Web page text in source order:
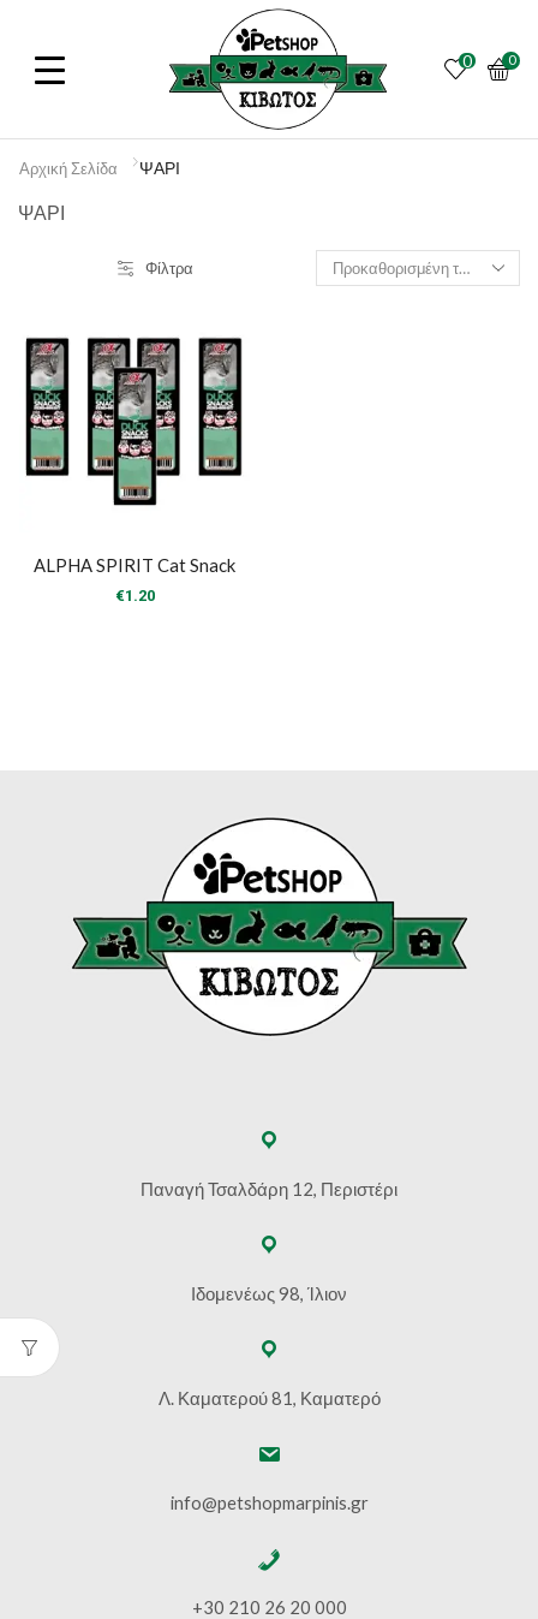
0 0
Αρχική Σελίδα ΨΑΡΙ
ΨΑΡΙ
Φίλτρα
ALPHA SPIRIT Cat Snack
€1.20
Παναγή Τσαλδάρη 12, Περιστέρι
Ιδομενέως 98, Ίλιον
Λ. Καματερού 81, Καματερό
info@petshopmarpinis.gr
+30 210 26 20 000